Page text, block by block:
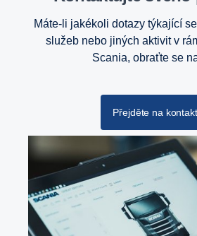
Máte-li jakékoli dotazy týkající
služeb nebo jiných aktivit v
Scania, obraťte se
Přejděte na